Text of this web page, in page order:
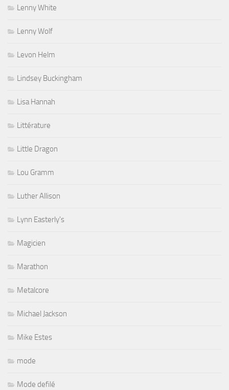
Lenny White
Lenny Wolf
Levon Helm
Lindsey Buckingham
Lisa Hannah
Littérature
Little Dragon
Lou Gramm
Luther Allison
Lynn Easterly's
Magicien
Marathon
Metalcore
Michael Jackson
Mike Estes
mode
Mode defilé